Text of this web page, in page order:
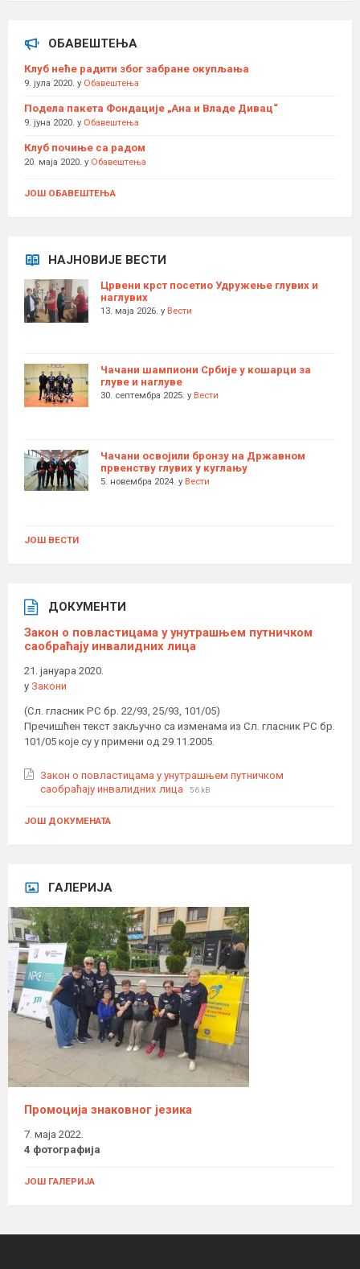
ОБАВЕШТЕЊА
Клуб неће радити због забране окупљања
9. јула 2020. у Обавештења
Подела пакета Фондације „Ана и Владе Дивац“
9. јуна 2020. у Обавештења
Клуб почиње са радом
20. маја 2020. у Обавештења
ЈОШ ОБАВЕШТЕЊА
НАЈНОВИЈЕ ВЕСТИ
Црвени крст посетио Удружење глувих и
наглувих
13. маја 2026. у Вести
Чачани шампиони Србије у кошарци за
глуве и наглуве
30. септембра 2025. у Вести
Чачани освојили бронзу на Државном
првенству глувих у куглању
5. новембра 2024. у Вести
ЈОШ ВЕСТИ
ДОКУМЕНТИ
Закон о повластицама у унутрашњем путничком
саобраћају инвалидних лица
21. јануара 2020.
у Закони
(Сл. гласник РС бр. 22/93, 25/93, 101/05)
Пречишћен текст закључно са изменама из Сл. гласник РС бр.
101/05 које су у примени од 29.11.2005.
Закон о повластицама у унутрашњем путничком
саобраћају инвалидних лица File
File
56 kB
ЈОШ ДОКУМЕНАТА
ГАЛЕРИЈА
Промоција знаковног језика
7. маја 2022.
4 фотографија
ЈОШ ГАЛЕРИЈА